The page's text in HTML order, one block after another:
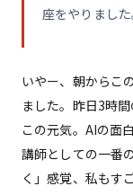
座をやりました
いやー、朝からこ
ました。昨日3時
この元気。AIの面
講師としての一番
く」感覚、私もす